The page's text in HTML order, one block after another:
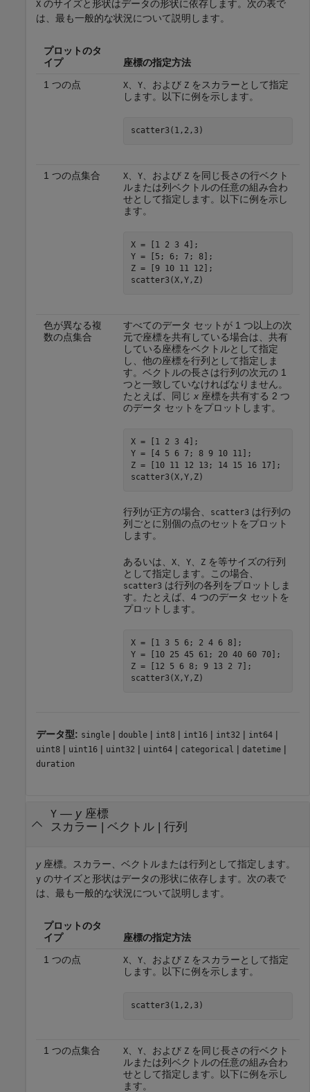
X のサイズと形状はデータの形状に依存します。次の表で
は、最も一般的な状況について説明します。
プロットのタ
イプ
座標の指定方法
1 つの点
X、 Y、および Zをスカラーとして指定
します。以下に例を示します。
scatter3(1,2,3)
1 つの点集合 X、 Y、および Zを同じ長さの行ベクト
ルまたは列ベクトルの任意の組み合わ
せとして指定します。以下に例を示し
ます。
X = [1 2 3 4];
Y = [5; 6; 7; 8];
Z = [9 10 11 12];
scatter3(X,Y,Z)
色が異なる複
数の点集合
すべてのデータ セットが 1 つ以上の次
元で座標を共有している場合は、共有
している座標をベクトルとして指定
し、他の座標を行列として指定しま
す。ベクトルの長さは行列の次元の 1
つと一致していなければなりません。
たとえば、同じ x座標を共有する 2 つ
のデータ セットをプロットします。
X = [1 2 3 4];
Y = [4 5 6 7; 8 9 10 11];
Z = [10 11 12 13; 14 15 16 17];
scatter3(X,Y,Z)
行列が正方の場合、 scatter3は行列の
列ごとに別個の点のセットをプロット
します。
あるいは、 X、 Y、 Zを等サイズの行列
として指定します。この場合、
scatter3は行列の各列をプロットしま
す。たとえば、4 つのデータ セットを
プロットします。
X = [1 3 5 6; 2 4 6 8];
Y = [10 25 45 61; 20 40 60 70];
Z = [12 5 6 8; 9 13 2 7];
scatter3(X,Y,Z)
データ型: single | double | int8 | int16 | int32 | int64 |
uint8 | uint16 | uint32 | uint64 | categorical | datetime |
duration
Y— y座標
スカラー
ベクトル| 行列
y座標。スカラー、ベクトルまたは行列として指定します。
y のサイズと形状はデータの形状に依存します。次の表で
は、最も一般的な状況について説明します。
プロットのタ
イプ
座標の指定方法
1 つの点
X、 Y、および Zをスカラーとして指定
します。以下に例を示します。
scatter3(1,2,3)
1 つの点集合 X、 Y、および Zを同じ長さの行ベクト
ルまたは列ベクトルの任意の組み合わ
せとして指定します。以下に例を示し
ます。